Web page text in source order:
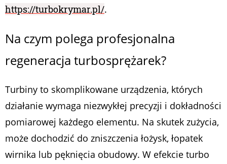
https://turbokrymar.pl/.
Na czym polega profesjonalna
regeneracja turbosprężarek?
Turbiny to skomplikowane urządzenia, których
działanie wymaga niezwykłej precyzji i dokładności
pomiarowej każdego elementu. Na skutek zużycia,
może dochodzić do zniszczenia łożysk, łopatek
wirnika lub pęknięcia obudowy. W efekcie turbo